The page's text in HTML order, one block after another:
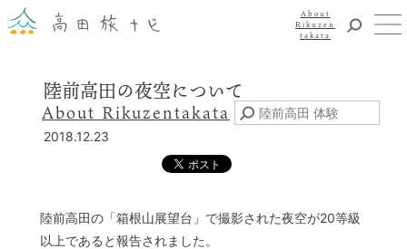
About Rikuzentakata
陸前高田の夜空について
2018.12.23
陸前高田の「箱根山展望台」で撮影された夜空が20等級
以上であると報告されました。
About
Rikuzen
takata
体験
震災復興
食事・グルメ
イベント
アクセス